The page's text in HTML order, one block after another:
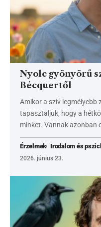
Nyolc gyönyörű
Bécquertől
Amikor a szív legmélyebb
tapasztaljuk, hogy a
minket. Vannak azonban
Érzelmek Irodalom és
2026. június 23.